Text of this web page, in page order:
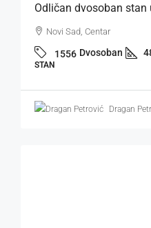
Odličan dvosoban stan
Novi Sad, Centar
1556 Dvosoban
STAN
Dragan